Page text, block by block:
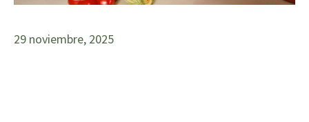
29 noviembre, 2025